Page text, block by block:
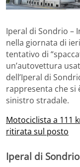
Iperal di Sondrio –
nella giornata di
tentativo di
un’autovettura
dell’Iperal di
rappresenta che
sinistro stradale.
Motociclista a 111
ritirata sul posto
Iperal di Sondrio